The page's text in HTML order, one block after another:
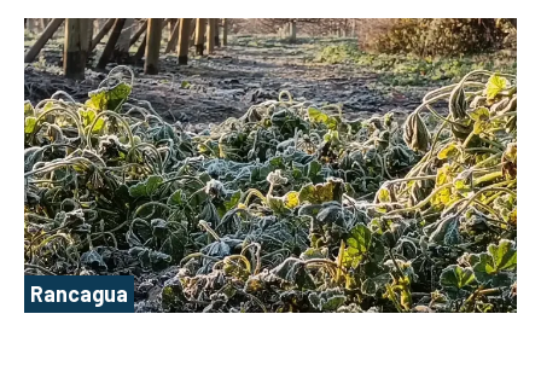
Rancagua